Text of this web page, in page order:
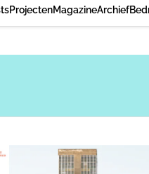
ProjectenMagazineArchief